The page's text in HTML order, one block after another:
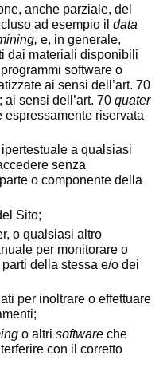
anche parziale, del
ad esempio ildata
e, in generale,
dai materiali disponibili
software o
ai sensi dell’art. 70
ai sensi dell’art. 70quater
espressamente riservata
a qualsiasi
senza
o componente della
Sito;
o qualsiasi altro
per monitorare o
della stessa e/o dei
per inoltrare o effettuare
o altrisoftware che
con il corretto